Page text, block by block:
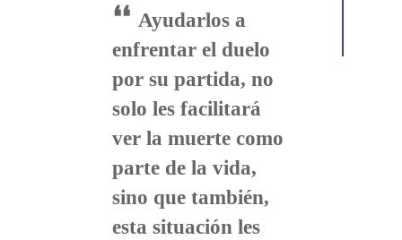
❛❛ Ayudarlos a
enfrentar el duelo
por su partida, no
solo les facilitará
ver la muerte como
parte de la vida,
sino que también,
esta situación les